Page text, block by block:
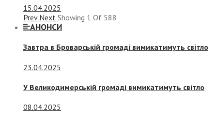
15.04.2025
Prev Next Showing 1 Of 588
АНОНСИ
Завтра в Броварській громаді вимикатимуть світло
23.04.2025
У Великодимерській громаді вимикатимуть світло
08.04.2025